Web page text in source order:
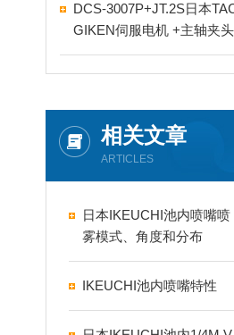
DCS-3007P+JT.2S日本
GIKEN伺服电机 +主轴夹头
相关文章
ARTICLES
日本IKEUCHI池内喷嘴喷
雾模式、角度和分布
IKEUCHI池内喷嘴特性